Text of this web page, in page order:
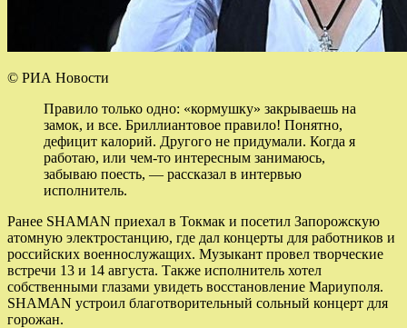
© РИА Новости
Правило только одно: «кормушку» закрываешь на
замок, и все. Бриллиантовое правило! Понятно,
дефицит калорий. Другого не придумали. Когда я
работаю, или чем-то интересным занимаюсь,
забываю поесть, — рассказал в интервью
исполнитель.
Ранее SHAMAN приехал в Токмак и посетил Запорожскую
атомную электростанцию, где дал концерты для работников и
российских военнослужащих. Музыкант провел творческие
встречи 13 и 14 августа. Также исполнитель хотел
собственными глазами увидеть восстановление Мариуполя.
SHAMAN устроил благотворительный сольный концерт для
горожан.